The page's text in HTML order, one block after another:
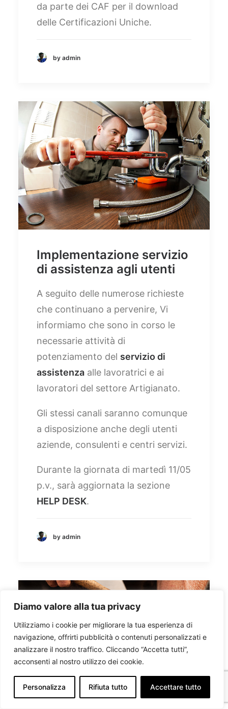
Diamo valore alla tua privacy
Utilizziamo i cookie per migliorare la tua esperienza di
navigazione, offrirti pubblicità o contenuti personalizzati e
analizzare il nostro traffico. Cliccando “Accetta tutti”,
acconsenti al nostro utilizzo dei cookie.
Personalizza Rifiuta tutto Accettare tutto
da parte dei CAF per il download
delle Certificazioni Uniche.
by admin
Implementazione servizio
di assistenza agli utenti
A seguito delle numerose richieste
che continuano a pervenire, Vi
informiamo che sono in corso le
necessarie attività di
potenziamento del servizio di
assistenza alle lavoratrici e ai
lavoratori del settore Artigianato.
Gli stessi canali saranno comunque
a disposizione anche degli utenti
aziende, consulenti e centri servizi.
Durante la giornata di martedì 11/05
p.v., sarà aggiornata la sezione
HELP DESK.
by admin